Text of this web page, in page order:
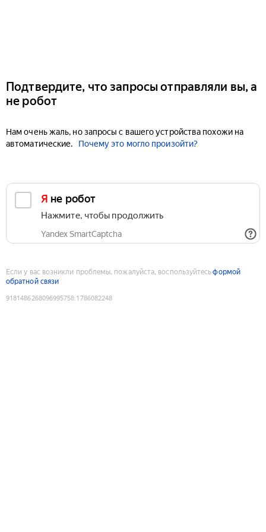
Подтвердите, что запросы отправляли вы, а
не робот
Нам очень жаль, но запросы с вашего устройства похожи на
автоматические.
Почему это могло произойти?
Я не робот
Нажмите, чтобы продолжить
Yandex SmartCaptcha
Если у вас возникли проблемы, пожалуйста, воспользуйтесьформой
обратной связи
9181486268096995758:1786082248